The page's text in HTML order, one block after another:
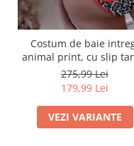
Costum de baie
animal print, cu
275,99 Lei
179,99 Lei
VEZI VARIANTE